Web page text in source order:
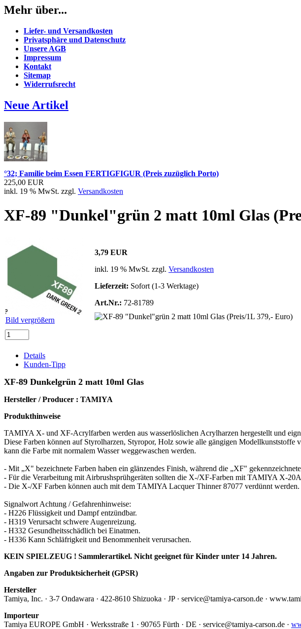
Mehr über...
Liefer- und Versandkosten
Privatsphäre und Datenschutz
Unsere AGB
Impressum
Kontakt
Sitemap
Widerrufsrecht
Neue Artikel
°32; Familie beim Essen FERTIGFIGUR (Preis zuzüglich Porto)
225,00 EUR
inkl. 19 % MwSt. zzgl. Versandkosten
XF-89 "Dunkel"grün 2 matt 10ml Glas
Bild vergrößern
3,79 EUR
inkl. 19 % MwSt. zzgl. Versandkosten
Lieferzeit: Sofort (1-3 Werktage)
Art.Nr.: 72-81789
Details
Kunden-Tipp
XF-89 Dunkelgrün 2 matt 10ml Glas
Hersteller / Producer : TAMIYA
Produkthinweise
TAMIYA X- und XF-Acrylfarben werden aus wasserlöslichen Acrylharzen hergestellt und
Diese Farben können auf Styrolharzen, Styropor, Holz sowie alle gängigen
kann die Farbe mit normalem Wasser weggewaschen werden.
- Mit „X" bezeichnete Farben haben ein glänzendes Finish, während die „XF"
- Für die Verarbeitung mit Airbrushsprühgeräten sollten die X-/XF-Farben mit TAMIYA X-
- Die X-/XF Farben können auch mit dem TAMIYA Lacquer Thinner 87077 verdünnt
Signalwort Achtung / Gefahrenhinweise:
- H226 Flüssigkeit und Dampf entzündbar.
- H319 Verursacht schwere Augenreizung.
- H332 Gesundheitsschädlich bei Einatmen.
- H336 Kann Schläfrigkeit und Benommenheit verursachen.
KEIN SPIELZEUG ! Sammlerartikel. Nicht geeignet für Kinder unter 14 Jahren.
Angaben zur Produktsicherheit (GPSR)
Hersteller
Tamiya, Inc. · 3-7 Ondawara · 422-8610 Shizuoka · JP · service@tamiya-carson.de ·
Importeur
Tamiya EUROPE GmbH · Werksstraße 1 · 90765 Fürth · DE · service@tamiya-carson.de ·